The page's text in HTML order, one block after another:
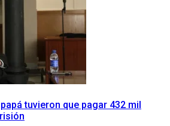
tuvieron que pagar 432 mil